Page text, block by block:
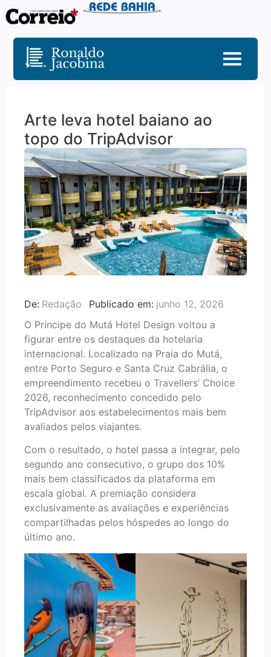
Arte leva hotel baiano ao
topo do TripAdvisor
De: Redação Publicado em: junho 12, 2026
O Príncipe do Mutá Hotel Design voltou a
figurar entre os destaques da hotelaria
internacional. Localizado na Praia do Mutá,
entre Porto Seguro e Santa Cruz Cabrália, o
empreendimento recebeu o Travellers’ Choice
2026, reconhecimento concedido pelo
TripAdvisor aos estabelecimentos mais bem
avaliados pelos viajantes.
Com o resultado, o hotel passa a integrar, pelo
segundo ano consecutivo, o grupo dos 10%
mais bem classificados da plataforma em
escala global. A premiação considera
exclusivamente as avaliações e experiências
compartilhadas pelos hóspedes ao longo do
último ano.